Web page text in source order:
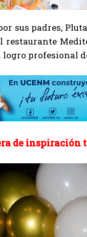
sus padres,
profesional
de